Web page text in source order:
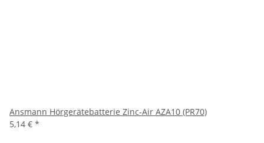
Ansmann Hörgerätebatterie Zinc-Air AZA10 (PR70)
5,14 € *